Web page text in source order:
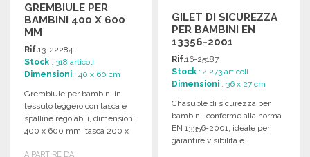
GREMBIULE PER
BAMBINI 400 X 600
MM
Rif.13-22284
Stock : 318 articoli
Dimensioni : 40 x 60 cm
Grembiule per bambini in
tessuto leggero con tasca e
spalline regolabili, dimensioni
400 x 600 mm, tasca 200 x
A PARTIRE DA
GILET DI SICUREZZA
PER BAMBINI EN
13356-2001
Rif.16-25187
Stock : 4 273 articoli
Dimensioni : 36 x 27 cm
Chasuble di sicurezza per
bambini, conforme alla norma
EN 13356-2001, ideale per
garantire visibilità e